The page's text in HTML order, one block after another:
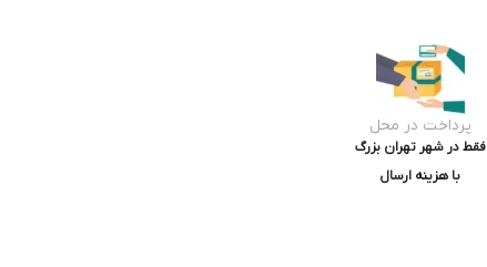
پرداخت در محل
فقط در شهر تهران بزرگ
با هزینه ارسال